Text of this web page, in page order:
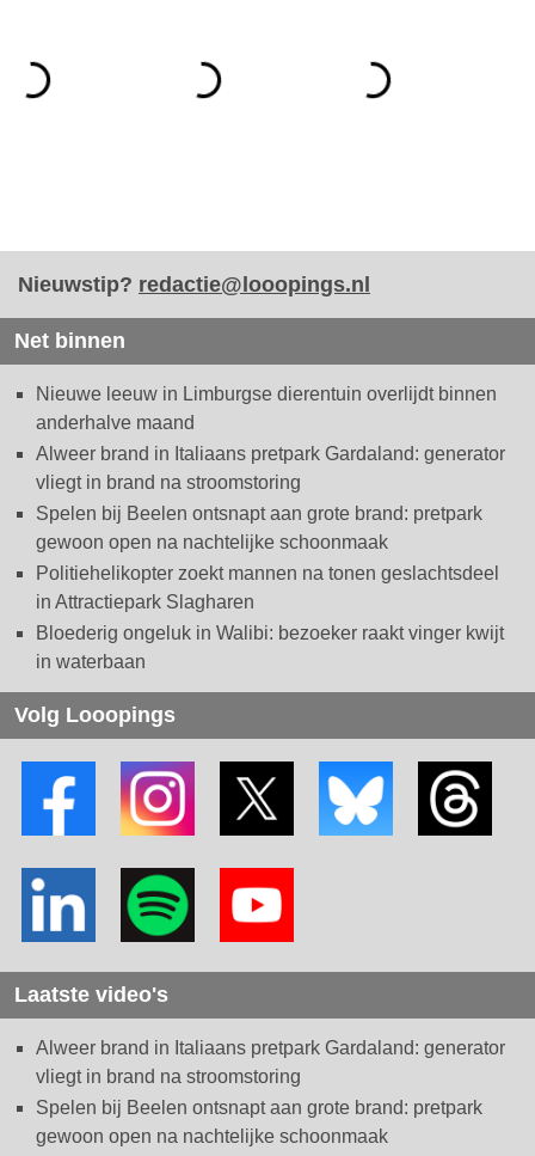
Nieuwstip? redactie@looopings.nl
Net binnen
Nieuwe leeuw in Limburgse dierentuin overlijdt binnen
anderhalve maand
Alweer brand in Italiaans pretpark Gardaland: generator
vliegt in brand na stroomstoring
Spelen bij Beelen ontsnapt aan grote brand: pretpark
gewoon open na nachtelijke schoonmaak
Politiehelikopter zoekt mannen na tonen geslachtsdeel
in Attractiepark Slagharen
Bloederig ongeluk in Walibi: bezoeker raakt vinger kwijt
in waterbaan
Volg Looopings
Laatste video's
Alweer brand in Italiaans pretpark Gardaland: generator
vliegt in brand na stroomstoring
Spelen bij Beelen ontsnapt aan grote brand: pretpark
gewoon open na nachtelijke schoonmaak